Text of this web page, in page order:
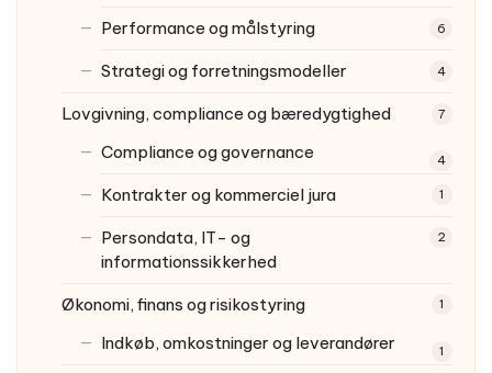
Performance og målstyring 6
Strategi og forretningsmodeller 4
Lovgivning, compliance og bæredygtighed 7
Compliance og governance 4
Kontrakter og kommerciel jura 1
Persondata, IT- og
informationssikkerhed
2
Økonomi, finans og risikostyring 1
Indkøb, omkostninger og leverandører 1